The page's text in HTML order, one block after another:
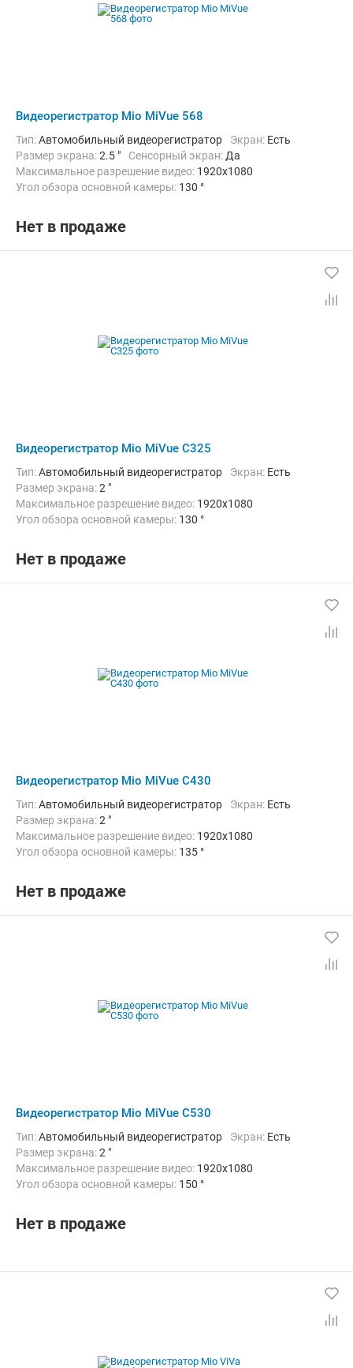
Видеорегистратор Mio MiVue 568
Тип:Автомобильный видеорегистратор Экран: Есть
Размер экрана:2.5 " Сенсорный экран: Да
Максимальное разрешение видео: 1920x1080
Угол обзора основной камеры: 130 °
Дополнительно:
Нет в продаже
Видеорегистратор Mio MiVue C325
Тип:Автомобильный видеорегистратор Экран: Есть
Размер экрана:2 "
Максимальное разрешение видео: 1920x1080
Угол обзора основной камеры: 130 °
Дополнительно:
Нет в продаже
Видеорегистратор Mio MiVue C430
Тип:Автомобильный видеорегистратор Экран: Есть
Размер экрана:2 "
Максимальное разрешение видео: 1920x1080
Угол обзора основной камеры: 135 °
Дополнительно:
Нет в продаже
Видеорегистратор Mio MiVue C530
Тип:Автомобильный видеорегистратор Экран: Есть
Размер экрана:2 "
Максимальное разрешение видео: 1920x1080
Угол обзора основной камеры: 150 °
Дополнительно:
Нет в продаже